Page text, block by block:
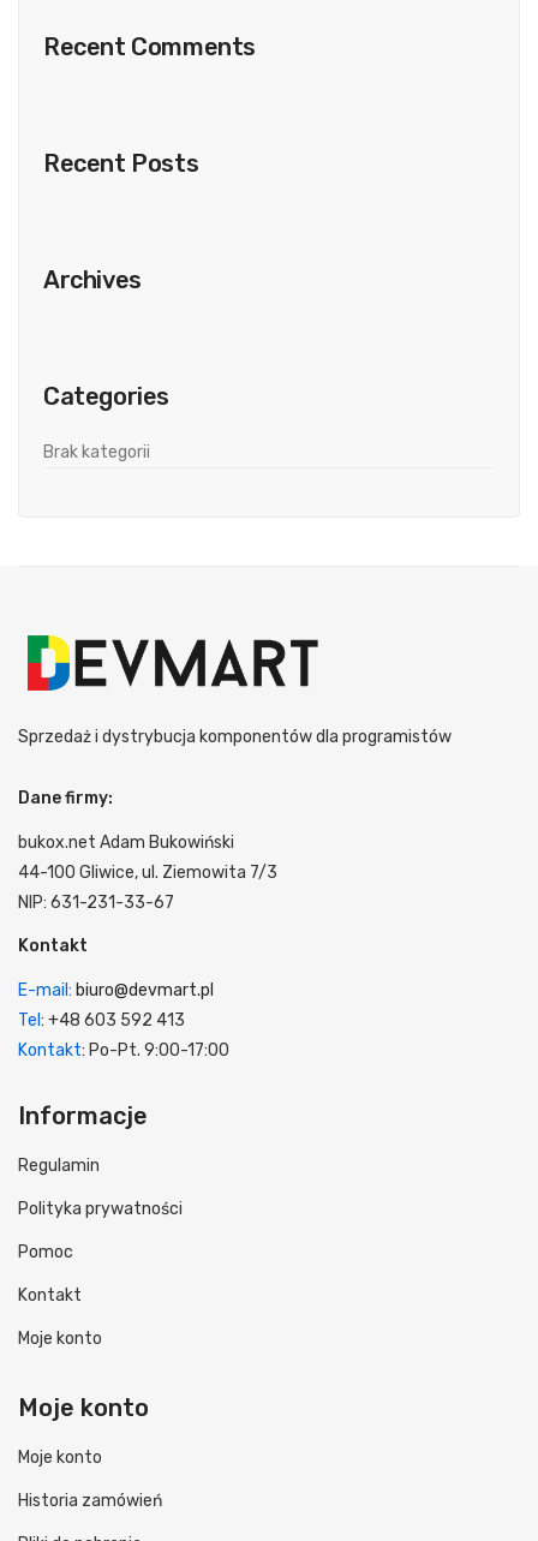
Recent Comments
Recent Posts
Archives
Categories
Brak kategorii
Sprzedaż i dystrybucja komponentów dla programistów
Dane firmy:
bukox.net Adam Bukowiński
44-100 Gliwice, ul. Ziemowita 7/3
NIP: 631-231-33-67
Kontakt
E-mail: biuro@devmart.pl
Tel : +48 603 592 413
Kontakt: Po-Pt. 9:00-17:00
Informacje
Regulamin
Polityka prywatności
Pomoc
Kontakt
Moje konto
Moje konto
Moje konto
Historia zamówień